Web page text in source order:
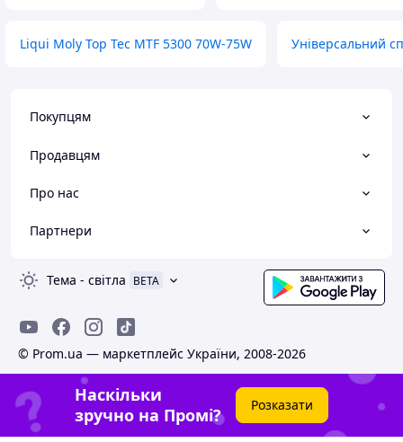
Liqui Moly Top Tec MTF 5300 70W-75W Універсальний
Покупцям
Продавцям
Про нас
Партнери
Тема - світла BETA
© Prom.ua — маркетплейс України, 2008-2026
Наскільки
зручно на Промі?
Розказати